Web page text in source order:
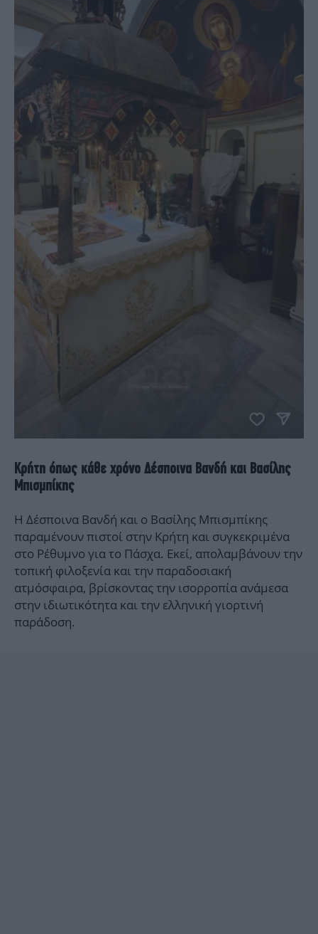
Κρήτη όπως κάθε χρόνο Δέσποινα Βανδή και Βασίλης
Μπισμπίκης
Η Δέσποινα Βανδή και ο Βασίλης Μπισμπίκης
παραμένουν πιστοί στην Κρήτη και συγκεκριμένα
στο Ρέθυμνο για το Πάσχα. Εκεί, απολαμβάνουν την
τοπική φιλοξενία και την παραδοσιακή
ατμόσφαιρα, βρίσκοντας την ισορροπία ανάμεσα
στην ιδιωτικότητα και την ελληνική γιορτινή
παράδοση.